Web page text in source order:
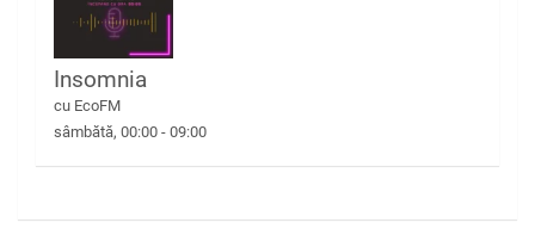
Insomnia
cu EcoFM
sâmbătă, 00:00 - 09:00